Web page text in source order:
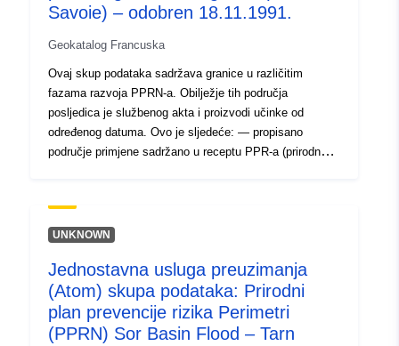
Savoie) – odobren 18.11.1991.
Geokatalog Francuska
Ovaj skup podataka sadržava granice u različitim
fazama razvoja PPRN-a. Obilježje tih područja
posljedica je službenog akta i proizvodi učinke od
određenog datuma. Ovo je sljedeće: — propisano
područje primjene sadržano u receptu PPR-a (prirodnog
om. To odobreno područje je smanjenje korisnosti (PM1
za PPRN-ove i PM3 za PPRT-ove); — opseg ispitivanja
UNKNOWN
Jednostavna usluga preuzimanja
(Atom) skupa podataka: Prirodni
plan prevencije rizika Perimetri
(PPRN) Sor Basin Flood – Tarn